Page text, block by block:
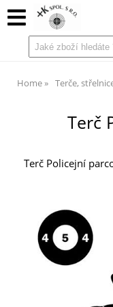
Home Terče,
Terč
Terč Policejní